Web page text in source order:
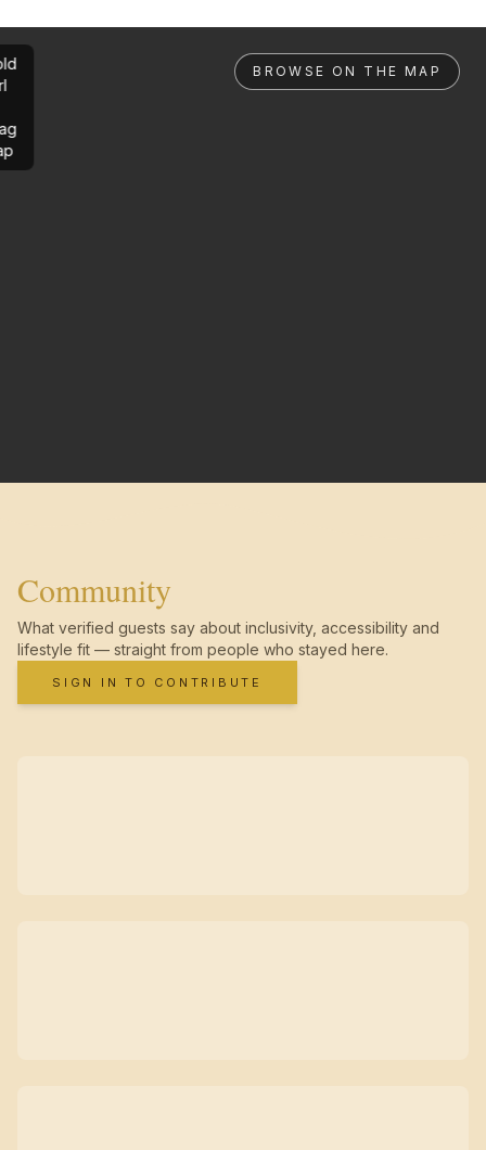
BROWSE ON THE MAP
Community
What verified guests say about inclusivity, accessibility and
lifestyle fit — straight from people who stayed here.
SIGN IN TO CONTRIBUTE